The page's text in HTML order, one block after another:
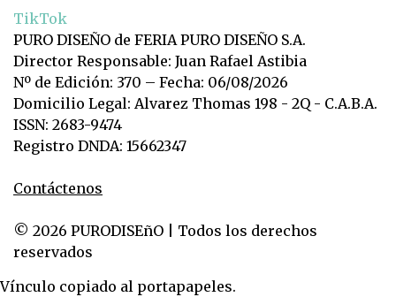
TikTok
PURO DISEÑO de FERIA PURO DISEÑO S.A.
Director Responsable: Juan Rafael Astibia
Nº de Edición: 370 – Fecha: 06/08/2026
Domicilio Legal: Alvarez Thomas 198 - 2Q - C.A.B.A.
ISSN: 2683-9474
Registro DNDA: 15662347
Contáctenos
© 2026 PURODISEñO | Todos los derechos
reservados
Vínculo copiado al portapapeles.